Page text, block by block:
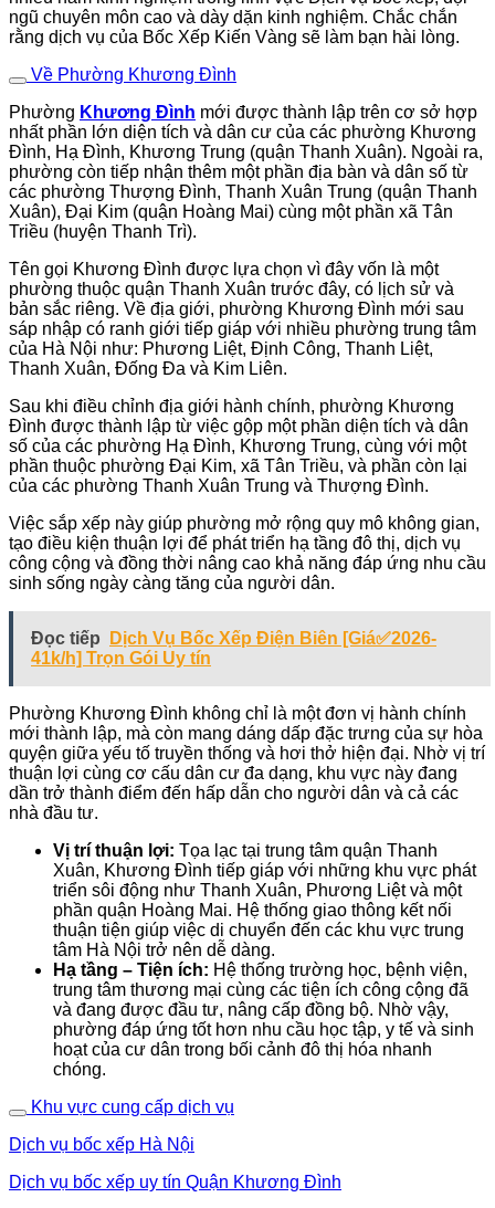
ngũ chuyên môn cao và dày dặn kinh nghiệm. Chắc chắn
rằng dịch vụ của Bốc Xếp Kiến Vàng sẽ làm bạn hài lòng.
Về Phường Khương Đình
Phường Khương Đình mới được thành lập trên cơ sở hợp
nhất phần lớn diện tích và dân cư của các phường Khương
Đình, Hạ Đình, Khương Trung (quận Thanh Xuân). Ngoài ra,
phường còn tiếp nhận thêm một phần địa bàn và dân số từ
các phường Thượng Đình, Thanh Xuân Trung (quận Thanh
Xuân), Đại Kim (quận Hoàng Mai) cùng một phần xã Tân
Triều (huyện Thanh Trì).
Tên gọi Khương Đình được lựa chọn vì đây vốn là một
phường thuộc quận Thanh Xuân trước đây, có lịch sử và
bản sắc riêng. Về địa giới, phường Khương Đình mới sau
sáp nhập có ranh giới tiếp giáp với nhiều phường trung tâm
của Hà Nội như: Phương Liệt, Định Công, Thanh Liệt,
Thanh Xuân, Đống Đa và Kim Liên.
Sau khi điều chỉnh địa giới hành chính, phường Khương
Đình được thành lập từ việc gộp một phần diện tích và dân
số của các phường Hạ Đình, Khương Trung, cùng với một
phần thuộc phường Đại Kim, xã Tân Triều, và phần còn lại
của các phường Thanh Xuân Trung và Thượng Đình.
Việc sắp xếp này giúp phường mở rộng quy mô không gian,
tạo điều kiện thuận lợi để phát triển hạ tầng đô thị, dịch vụ
công cộng và đồng thời nâng cao khả năng đáp ứng nhu cầu
sinh sống ngày càng tăng của người dân.
Đọc tiếp
Dịch Vụ Bốc Xếp Điện Biên [Giá✅2026-
41k/h] Trọn Gói Uy tín
Phường Khương Đình không chỉ là một đơn vị hành chính
mới thành lập, mà còn mang dáng dấp đặc trưng của sự hòa
quyện giữa yếu tố truyền thống và hơi thở hiện đại. Nhờ vị trí
thuận lợi cùng cơ cấu dân cư đa dạng, khu vực này đang
dần trở thành điểm đến hấp dẫn cho người dân và cả các
nhà đầu tư.
Vị trí thuận lợi: Tọa lạc tại trung tâm quận Thanh
Xuân, Khương Đình tiếp giáp với những khu vực phát
triển sôi động như Thanh Xuân, Phương Liệt và một
phần quận Hoàng Mai. Hệ thống giao thông kết nối
thuận tiện giúp việc di chuyển đến các khu vực trung
tâm Hà Nội trở nên dễ dàng.
Hạ tầng – Tiện ích: Hệ thống trường học, bệnh viện,
trung tâm thương mại cùng các tiện ích công cộng đã
và đang được đầu tư, nâng cấp đồng bộ. Nhờ vậy,
phường đáp ứng tốt hơn nhu cầu học tập, y tế và sinh
hoạt của cư dân trong bối cảnh đô thị hóa nhanh
chóng.
Khu vực cung cấp dịch vụ
Dịch vụ bốc xếp Hà Nội
Dịch vụ bốc xếp uy tín Quận Khương Đình